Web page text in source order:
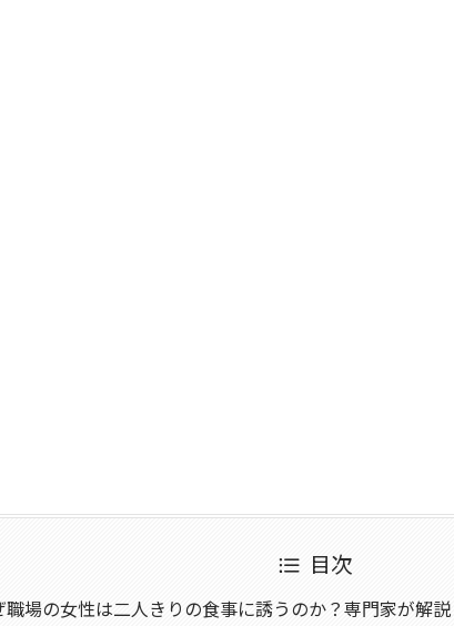
目次
職場の女性は二人きりの食事に誘うのか？専門家が解説